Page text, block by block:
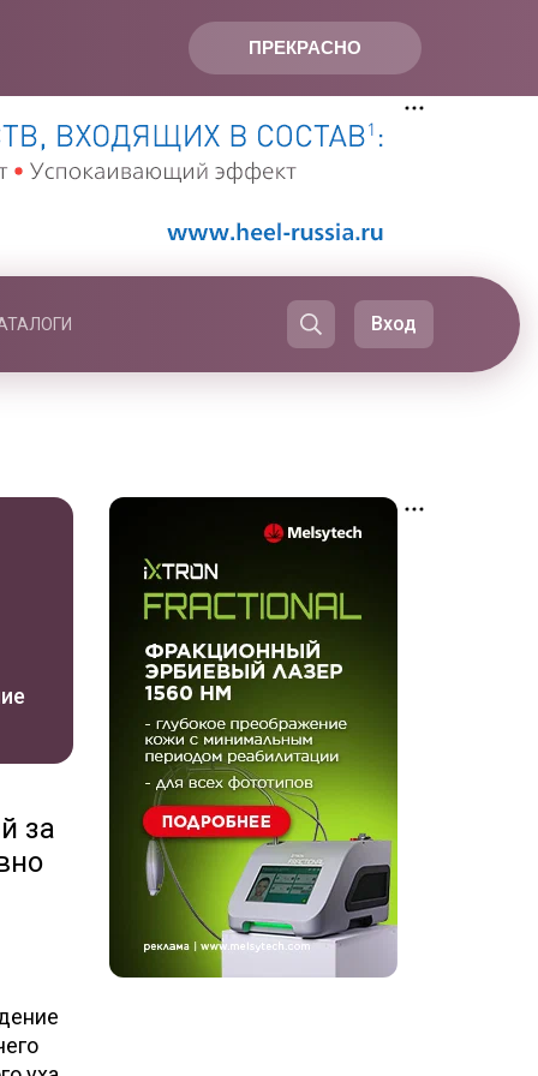
ПРЕКРАСНО
Вход
за